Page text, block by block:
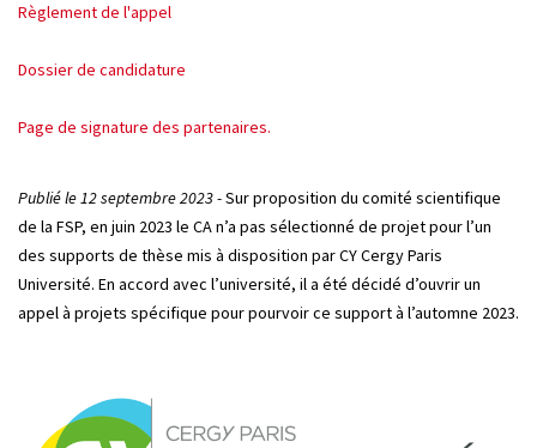
Règlement de l'appel
Dossier de candidature
Page de signature des partenaires.
Publié le 12 septembre 2023 -Sur proposition du comité scientifique
de la FSP, en juin 2023 le CA n’a pas sélectionné de projet pour l’un
des supports de thèse mis à disposition par CY Cergy Paris
Université. En accord avec l’université, il a été décidé d’ouvrir un
appel à projets spécifique pour pourvoir ce support à l’automne 2023.